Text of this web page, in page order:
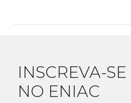
INSCREVA-SE
NO ENIAC